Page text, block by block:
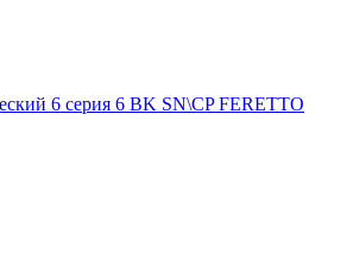
6 серия 6 BK SN\CP FERETTO